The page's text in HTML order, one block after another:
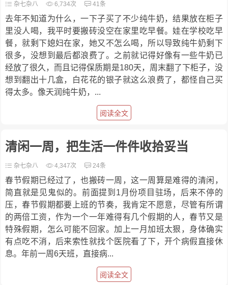
杂七杂八 6,734次 41条
去年不知道为什么，一下子买了不少纯牛奶，结果放在柜子
里没人喝，我平时要搬砖没空在家里吃早餐。娃在学校吃早
餐，就剩下媳妇在家，她又不怎么喝，所以导致纯牛奶剩下
很多，没想到最后都浪费了。之前就记得好像有一些牛奶已
经放了很久，而且记得保质期是180天，周末翻了下柜子，没
想到翻出十几盒，白花花的银子就这么浪费了，都怪自己买
得太多。像天润纯牛奶，...
阅读全文
清闲一周，把生活一件件收拾妥当
杂七杂八 4,347次 24条
春节假期已经过了，也搬砖一周，这一周算是难得的清闲，
简直就是见鬼似的。前面提到1月份项目驻场，后来不停的
压，春节假期都要上班的节奏，我肯定不愿意，尽管有所谓
的两倍工资，作为一个一年难得有几个假期的人，春节又是
特殊假期，怎么可能不回家。加上一月加班太狠，身体确实
有点吃不消，后来索性就找个医院看了下，开个病假直接休
息。年前一周6天班，直接病...
阅读全文